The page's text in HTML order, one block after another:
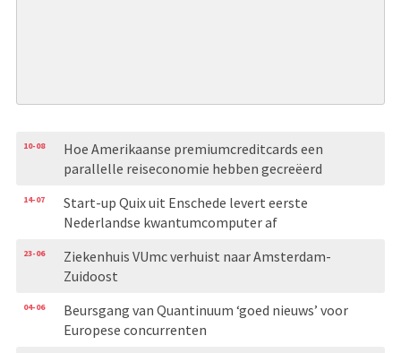
10-08
Hoe Amerikaanse premiumcreditcards een
parallelle reiseconomie hebben gecreëerd
14-07
Start-up Quix uit Enschede levert eerste
Nederlandse kwantumcomputer af
23-06
Ziekenhuis VUmc verhuist naar Amsterdam-
Zuidoost
04-06
Beursgang van Quantinuum ‘goed nieuws’ voor
Europese concurrenten